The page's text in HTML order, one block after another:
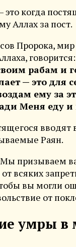
это когда
Аллах за пост.
Пророка,
говорится:
рабам и
— это для
ему за
Меня еду и
вводят
Раян.
Мы призываем
всяких
вы могли
от
умры в